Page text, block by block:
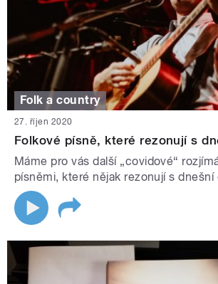
Folk a country
27. říjen 2020
Folkové písně, které rezonují s
Máme pro vás další „covidové“
písněmi, které nějak rezonují s dnešní